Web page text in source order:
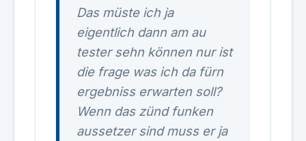
Das müste ich ja
eigentlich dann am au
tester sehn können nur ist
die frage was ich da fürn
ergebniss erwarten soll?
Wenn das zünd funken
aussetzer sind muss er ja